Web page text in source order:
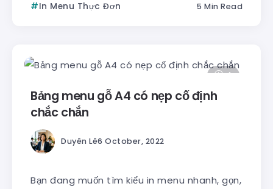
In Menu Thực Đơn 5 Min Read
4
Bảng menu gỗ A4 có nẹp cố định
chắc chắn
Duyên Lê6 October, 2022
Bạn đang muốn tìm kiểu in menu nhanh, gọn,